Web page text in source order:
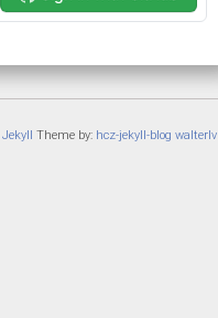
Jekyll Theme by: hcz-jekyll-blog walterlv